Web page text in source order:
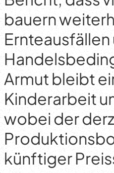
bauern
Armut bleibt
Kinderarbeit
wobei der
künftiger